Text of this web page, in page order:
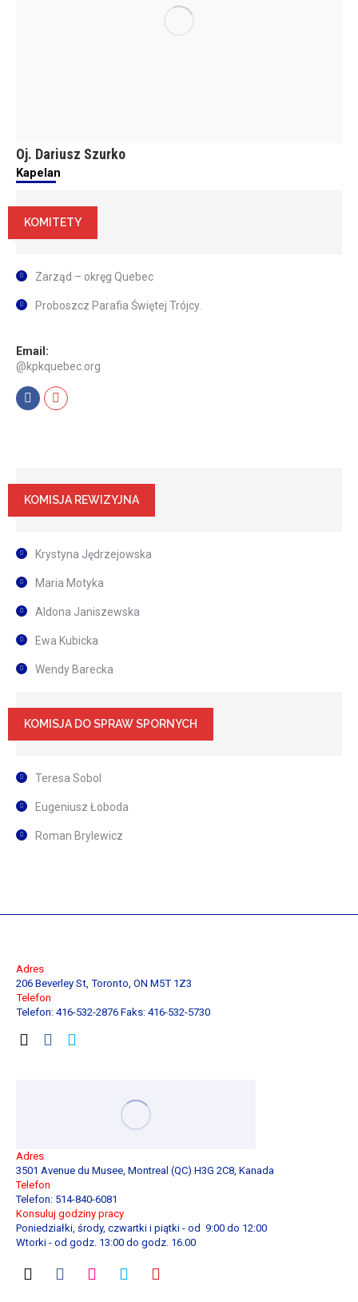
Oj. Dariusz Szurko
Kapelan
KOMITETY
Zarząd – okręg Quebec
Proboszcz Parafia Świętej Trójcy.
Email:
@kpkquebec.org
Facebook
Mail
KOMISJA REWIZYJNA
Krystyna Jędrzejowska
Maria Motyka
Aldona Janiszewska
Ewa Kubicka
Wendy Barecka
KOMISJA DO SPRAW SPORNYCH
Teresa Sobol
Eugeniusz Łoboda
Roman Brylewicz
Adres
206 Beverley St, Toronto, ON M5T 1Z3
Telefon
Telefon: 416-532-2876 Faks: 416-532-5730
Adres
3501 Avenue du Musee, Montreal (QC) H3G 2C8, Kanada
Telefon
Telefon: 514-840-6081
Konsuluj godziny pracy
Poniedziałki, środy, czwartki i piątki - od 9:00 do 12:00
Wtorki - od godz. 13:00 do godz. 16.00